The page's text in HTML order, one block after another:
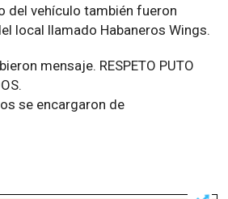
del vehículo también fueron
local llamado Habaneros Wings.
mensaje. RESPETO PUTO
se encargaron de